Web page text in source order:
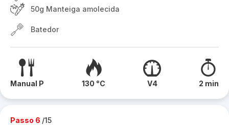
50g Manteiga amolecida
Batedor
Manual P 130 °C V4 2 min
Passo 6 /15